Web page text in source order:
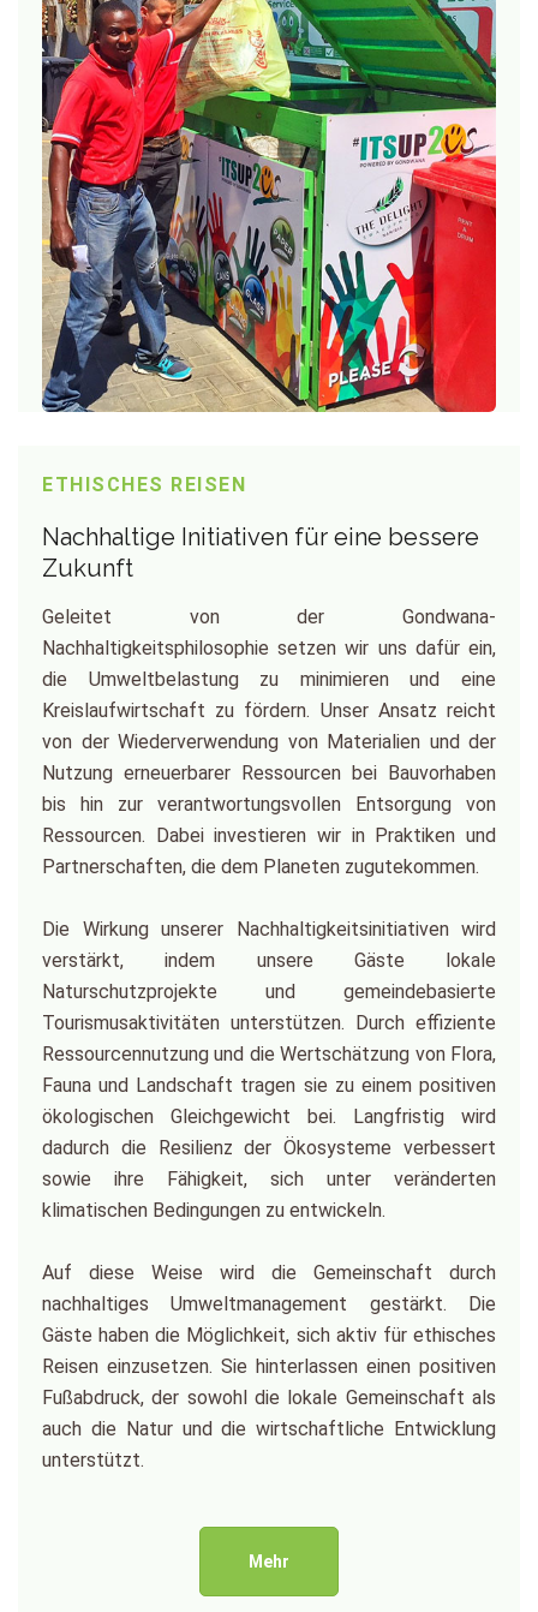
ETHISCHES REISEN
Nachhaltige Initiativen für eine bessere
Zukunft
Geleitet von der Gondwana-
Nachhaltigkeitsphilosophie setzen wir uns dafür ein,
die Umweltbelastung zu minimieren und eine
Kreislaufwirtschaft zu fördern. Unser Ansatz reicht
von der Wiederverwendung von Materialien und der
Nutzung erneuerbarer Ressourcen bei Bauvorhaben
bis hin zur verantwortungsvollen Entsorgung von
Ressourcen. Dabei investieren wir in Praktiken und
Partnerschaften, die dem Planeten zugutekommen.
Die Wirkung unserer Nachhaltigkeitsinitiativen wird
verstärkt, indem unsere Gäste lokale
Naturschutzprojekte und gemeindebasierte
Tourismusaktivitäten unterstützen. Durch effiziente
Ressourcennutzung und die Wertschätzung von Flora,
Fauna und Landschaft tragen sie zu einem positiven
ökologischen Gleichgewicht bei. Langfristig wird
dadurch die Resilienz der Ökosysteme verbessert
sowie ihre Fähigkeit, sich unter veränderten
klimatischen Bedingungen zu entwickeln.
Auf diese Weise wird die Gemeinschaft durch
nachhaltiges Umweltmanagement gestärkt. Die
Gäste haben die Möglichkeit, sich aktiv für ethisches
Reisen einzusetzen. Sie hinterlassen einen positiven
Fußabdruck, der sowohl die lokale Gemeinschaft als
auch die Natur und die wirtschaftliche Entwicklung
unterstützt.
Mehr